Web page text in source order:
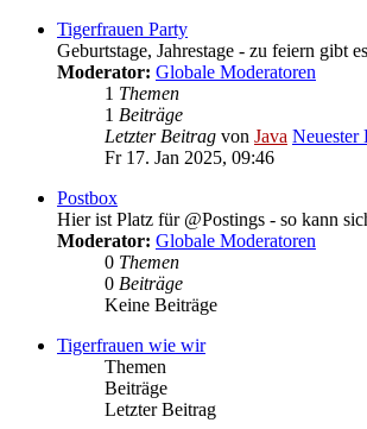
Tigerfrauen Party
Geburtstage, Jahrestage - zu feiern gibt
Moderator: Globale Moderatoren
1 Themen
1 Beiträge
Letzter Beitrag von Java Neuester
Fr 17. Jan 2025, 09:46
Postbox
Hier ist Platz für @Postings - so kann
Moderator: Globale Moderatoren
0 Themen
0 Beiträge
Keine Beiträge
Tigerfrauen wie wir
Themen
Beiträge
Letzter Beitrag